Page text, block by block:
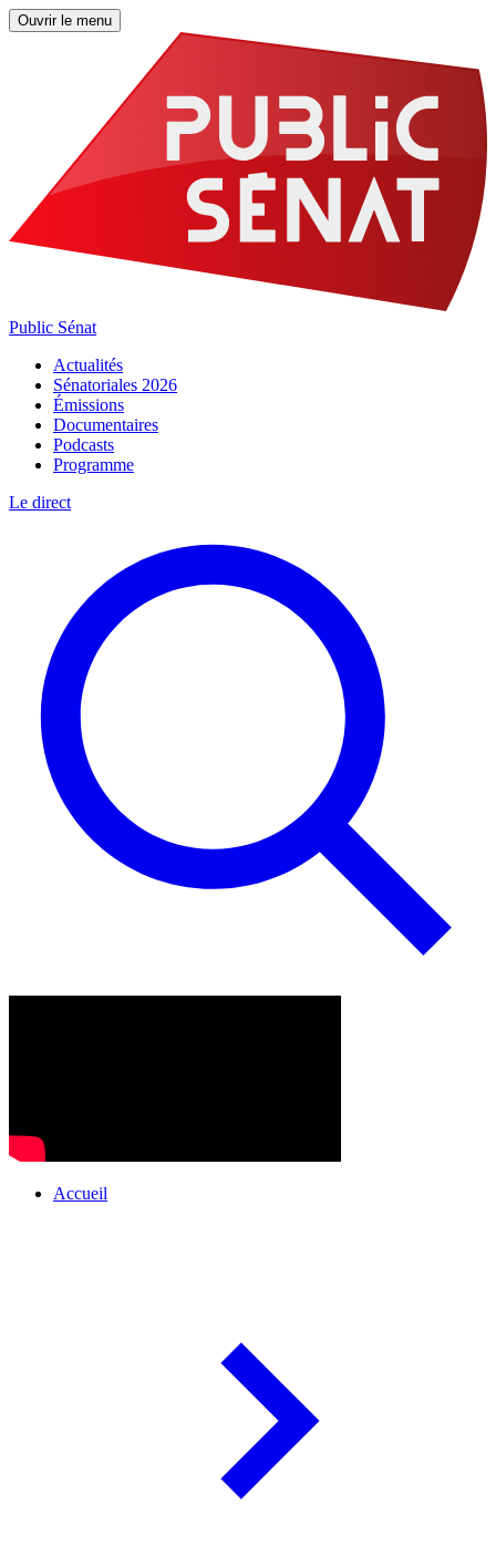
Ouvrir le menu
Public Sénat
Actualités
Sénatoriales 2026
Émissions
Documentaires
Podcasts
Programme
Le direct
Accueil